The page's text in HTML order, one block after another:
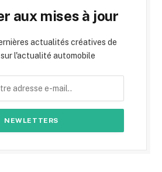
aux mises à jour
actualités créatives de
l'actualité automobile